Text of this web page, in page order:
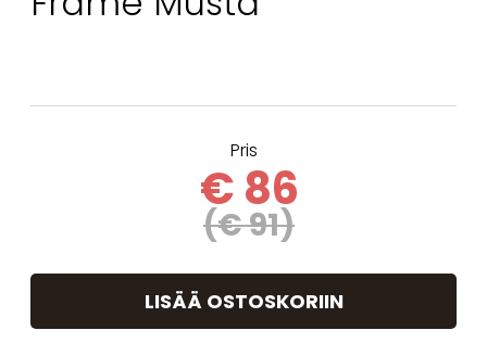
Pris
€ 86
(€ 91)
LISÄÄ OSTOSKORIIN